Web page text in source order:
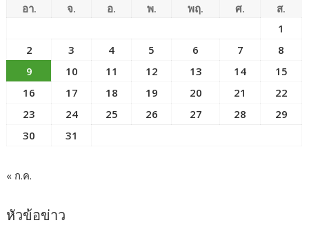
อา. จ. อ. พ. พฤ. ศ.
ส.
1
2
3 4 5 6 7
8
9
10 11 12 13 14
15
16
17 18 19 20 21
22
23
24 25 26 27 28
29
30
31
« ก.ค.
หัวข้อข่าว